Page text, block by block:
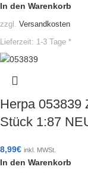
In den Warenkorb
zzgl. Versandkosten
Lieferzeit: 1-3 Tage *
Herpa 053839
Stück 1:87
8,99€ inkl. MWSt.
In den Warenkorb